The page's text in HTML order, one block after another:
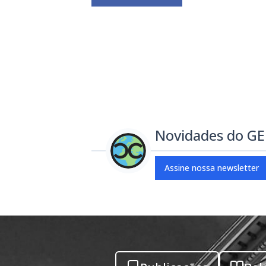
Novidades do
Assine nossa newsletter